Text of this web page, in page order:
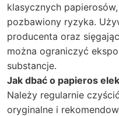
klasycznych
pozbawiony ryzyka.
producenta oraz
można ograniczyć
substancje.
Jak dbać o papieros
Należy regularnie
oryginalne i